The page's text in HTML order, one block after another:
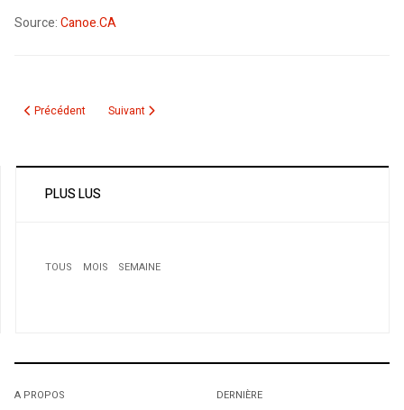
Source:Canoe.CA
Article précédent : Belgique : El Moustakbal privilégie le net.
Précédent Article suivant : Elections 2012: Liste finale des candidats
Suivant
PLUS LUS
TOUS MOIS
SEMAINE
A PROPOS DERNIÈRE